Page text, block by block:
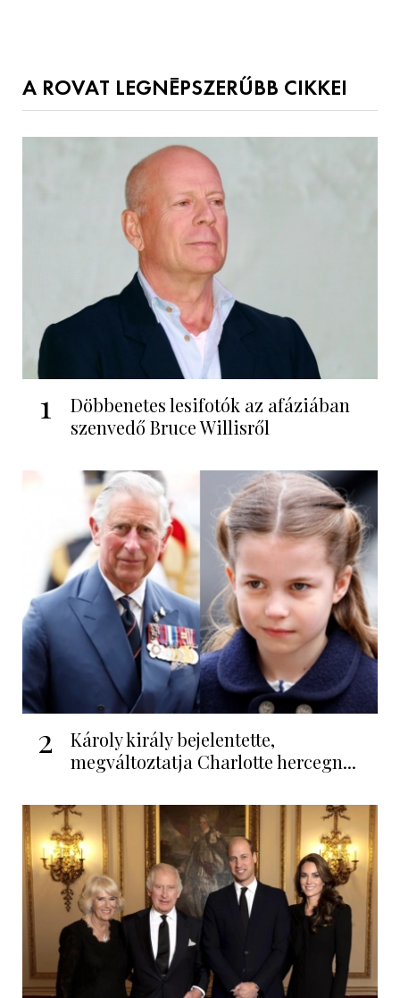
A ROVAT LEGNÉPSZERŰBB CIKKEI
1
Döbbenetes lesifotók az afáziában
szenvedő Bruce Willisről
2
Károly király bejelentette,
megváltoztatja Charlotte hercegn...